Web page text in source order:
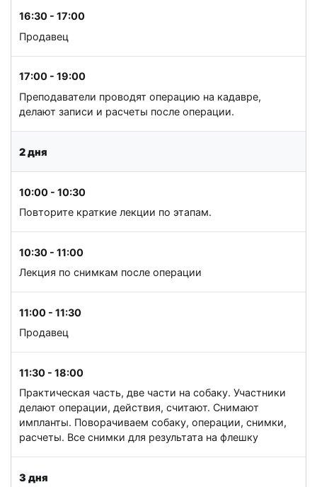
16:30 - 17:00
Продавец
17:00 - 19:00
Преподаватели проводят операцию на кадавре,
делают записи и расчеты после операции.
2 дня
10:00 - 10:30
Повторите краткие лекции по этапам.
10:30 - 11:00
Лекция по снимкам после операции
11:00 - 11:30
Продавец
11:30 - 18:00
Практическая часть, две части на собаку. Участники
делают операции, действия, считают. Снимают
импланты. Поворачиваем собаку, операции, снимки,
расчеты. Все снимки для результата на флешку
3 дня